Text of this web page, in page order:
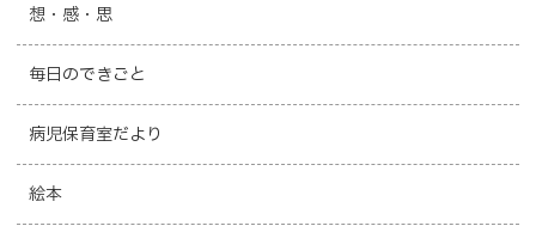
想・感・思
毎日のできごと
病児保育室だより
絵本